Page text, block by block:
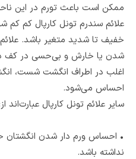
ممکن است باعث تورم در این
علائم سندرم تونل کارپال کم
خفیف تا شدید متغیر باشد.
شدن یا خارش و بی‌حسی در کف
اغلب در اطراف انگشت شست،
احساس می‌شود.
سایر علائم تونل کارپال عبارت‌اند
• احساس ورم دار شدن انگشتان
نداشته باشد.